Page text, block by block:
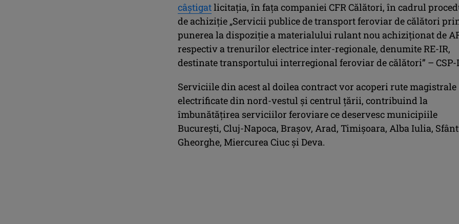
câştigatlicitaţia, în faţa companiei CFR Călători, în cadrul
de achiziţie „Servicii publice de transport feroviar de călători
punerea la dispoziţie a materialului rulant nou achiziţionat de
respectiv a trenurilor electrice inter-regionale, denumite RE-IR,
destinate transportului interregional feroviar de călători” – CSP-
Serviciile din acest al doilea contract vor acoperi rute magistrale
electrificate din nord-vestul şi centrul ţării, contribuind la
îmbunătăţirea serviciilor feroviare ce deservesc municipiile
Bucureşti, Cluj-Napoca, Braşov, Arad, Timişoara, Alba Iulia,
Gheorghe, Miercurea Ciuc şi Deva.